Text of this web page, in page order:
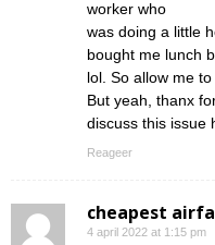
worker who
was doing a little
bought me lunch
lol. So allow me
But yeah, thanx
discuss this issue
Reageer
cheapest
4 april 2022 at 1:15 pm